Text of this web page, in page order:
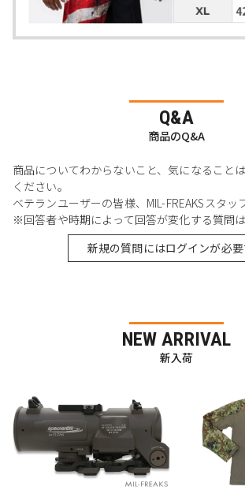
Q&A
商品のQ&A
商品についてわからないこと、気になること
ください。
ベテランユーザーの皆様、MIL-FREAKSスタッ
※回答者や時期によって回答が変化する質問は
新規の質問にはログインが必
NEW ARRIVAL
新入荷